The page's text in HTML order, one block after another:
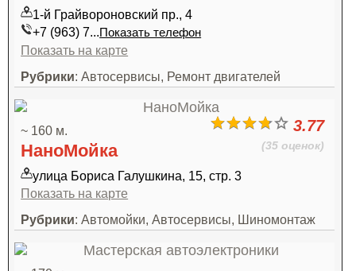
1-й Грайвороновский пр., 4
+7 (963) 7...Показать телефон
Показать на карте
Рубрики: Автосервисы, Ремонт двигателей
3.77
(35 оценок)
~ 160 м.
НаноМойка
улица Бориса Галушкина, 15, стр. 3
Показать на карте
Рубрики: Автомойки, Автосервисы, Шиномонтаж